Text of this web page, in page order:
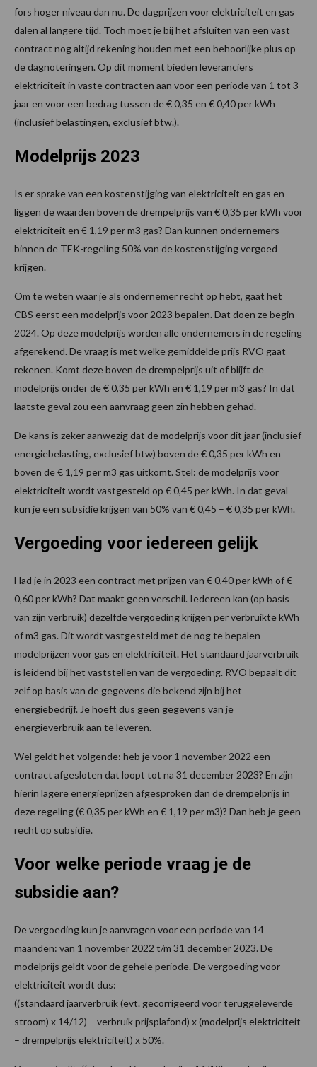
fors hoger niveau dan nu. De dagprijzen voor elektriciteit en gas
dalen al langere tijd. Toch moet je bij het afsluiten van een vast
contract nog altijd rekening houden met een behoorlijke plus op
de dagnoteringen. Op dit moment bieden leveranciers
elektriciteit in vaste contracten aan voor een periode van 1 tot 3
jaar en voor een bedrag tussen de € 0,35 en € 0,40 per kWh
(inclusief belastingen, exclusief btw.).
Modelprijs 2023
Is er sprake van een kostenstijging van elektriciteit en gas en
liggen de waarden boven de drempelprijs van € 0,35 per kWh voor
elektriciteit en € 1,19 per m3 gas? Dan kunnen ondernemers
binnen de TEK-regeling 50% van de kostenstijging vergoed
krijgen.
Om te weten waar je als ondernemer recht op hebt, gaat het
CBS eerst een modelprijs voor 2023 bepalen. Dat doen ze begin
2024. Op deze modelprijs worden alle ondernemers in de regeling
afgerekend. De vraag is met welke gemiddelde prijs RVO gaat
rekenen. Komt deze boven de drempelprijs uit of blijft de
modelprijs onder de € 0,35 per kWh en € 1,19 per m3 gas? In dat
laatste geval zou een aanvraag geen zin hebben gehad.
De kans is zeker aanwezig dat de modelprijs voor dit jaar (inclusief
energiebelasting, exclusief btw) boven de € 0,35 per kWh en
boven de € 1,19 per m3 gas uitkomt. Stel: de modelprijs voor
elektriciteit wordt vastgesteld op € 0,45 per kWh. In dat geval
kun je een subsidie krijgen van 50% van € 0,45 – € 0,35 per kWh.
Vergoeding voor iedereen gelijk
Had je in 2023 een contract met prijzen van € 0,40 per kWh of €
0,60 per kWh? Dat maakt geen verschil. Iedereen kan (op basis
van zijn verbruik) dezelfde vergoeding krijgen per verbruikte kWh
of m3 gas. Dit wordt vastgesteld met de nog te bepalen
modelprijzen voor gas en elektriciteit. Het standaard jaarverbruik
is leidend bij het vaststellen van de vergoeding. RVO bepaalt dit
zelf op basis van de gegevens die bekend zijn bij het
energiebedrijf. Je hoeft dus geen gegevens van je
energieverbruik aan te leveren.
Wel geldt het volgende: heb je voor 1 november 2022 een
contract afgesloten dat loopt tot na 31 december 2023? En zijn
hierin lagere energieprijzen afgesproken dan de drempelprijs in
deze regeling (€ 0,35 per kWh en € 1,19 per m3)? Dan heb je geen
recht op subsidie.
Voor welke periode vraag je de
subsidie aan?
De vergoeding kun je aanvragen voor een periode van 14
maanden: van 1 november 2022 t/m 31 december 2023. De
modelprijs geldt voor de gehele periode. De vergoeding voor
elektriciteit wordt dus:
((standaard jaarverbruik (evt. gecorrigeerd voor teruggeleverde
stroom) x 14/12) – verbruik prijsplafond) x (modelprijs elektriciteit
– drempelprijs elektriciteit) x 50%.